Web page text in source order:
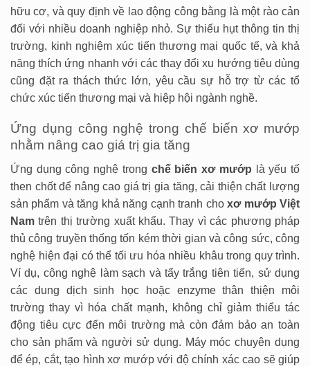
hữu cơ, và quy định về lao động công bằng là một rào cản
đối với nhiều doanh nghiệp nhỏ. Sự thiếu hụt thông tin thị
trường, kinh nghiệm xúc tiến thương mại quốc tế, và khả
năng thích ứng nhanh với các thay đổi xu hướng tiêu dùng
cũng đặt ra thách thức lớn, yêu cầu sự hỗ trợ từ các tổ
chức xúc tiến thương mại và hiệp hội ngành nghề.
Ứng dụng công nghệ trong chế biến xơ mướp
nhằm nâng cao giá trị gia tăng
Ứng dụng công nghệ trong chế biến xơ mướp là yếu tố
then chốt để nâng cao giá trị gia tăng, cải thiện chất lượng
sản phẩm và tăng khả năng cạnh tranh choxơ mướp Việt
Nam trên thị trường xuất khẩu. Thay vì các phương pháp
thủ công truyền thống tốn kém thời gian và công sức, công
nghệ hiện đại có thể tối ưu hóa nhiều khâu trong quy trình.
Ví dụ, công nghệ làm sạch và tẩy trắng tiên tiến, sử dụng
các dung dịch sinh học hoặc enzyme thân thiện môi
trường thay vì hóa chất mạnh, không chỉ giảm thiểu tác
động tiêu cực đến môi trường mà còn đảm bảo an toàn
cho sản phẩm và người sử dụng. Máy móc chuyên dụng
để ép, cắt, tạo hình xơ mướp với độ chính xác cao sẽ giúp